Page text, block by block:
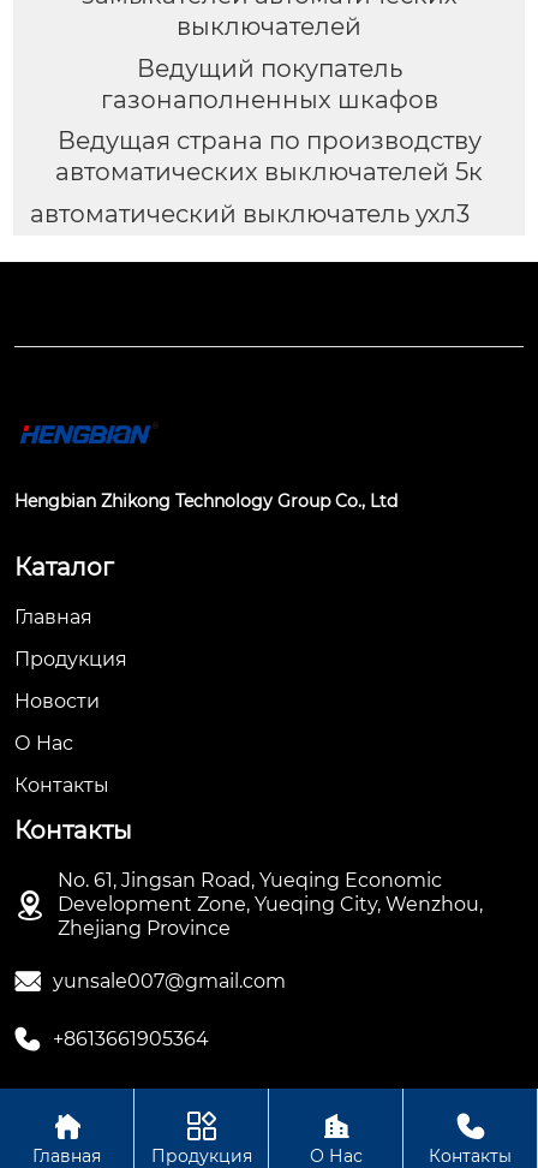
выключателей
Ведущий покупатель
газонаполненных шкафов
Ведущая страна по производству
автоматических выключателей 5к
автоматический выключатель ухл3
Hengbian Zhikong Technology Group Co., Ltd
Каталог
Главная
Продукция
Новости
О Hас
Контакты
Контакты

No. 61, Jingsan Road, Yueqing Economic
Development Zone, Yueqing City, Wenzhou,
Zhejiang Province
 yunsale007@gmail.com
 +8613661905364
Авторское право ©ООО Hengbian Zhikong Technology
Group Co., Ltd

Главная

Продукция

О Нас

Контакты